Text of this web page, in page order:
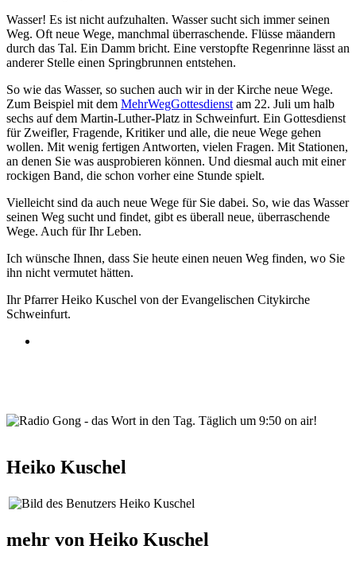
Wasser! Es ist nicht aufzuhalten. Wasser sucht sich immer seinen
Weg. Oft neue Wege, manchmal überraschende. Flüsse mäandern
durch das Tal. Ein Damm bricht. Eine verstopfte Regenrinne lässt an
anderer Stelle einen Springbrunnen entstehen.
So wie das Wasser, so suchen auch wir in der Kirche neue Wege.
Zum Beispiel mit dem MehrWegGottesdienst am 22. Juli um halb
sechs auf dem Martin-Luther-Platz in Schweinfurt. Ein Gottesdienst
für Zweifler, Fragende, Kritiker und alle, die neue Wege gehen
wollen. Mit wenig fertigen Antworten, vielen Fragen. Mit Stationen,
an denen Sie was ausprobieren können. Und diesmal auch mit einer
rockigen Band, die schon vorher eine Stunde spielt.
Vielleicht sind da auch neue Wege für Sie dabei. So, wie das Wasser
seinen Weg sucht und findet, gibt es überall neue, überraschende
Wege. Auch für Ihr Leben.
Ich wünsche Ihnen, dass Sie heute einen neuen Weg finden, wo Sie
ihn nicht vermutet hätten.
Ihr Pfarrer Heiko Kuschel von der Evangelischen Citykirche
Schweinfurt.
Heiko Kuschel
mehr von Heiko Kuschel